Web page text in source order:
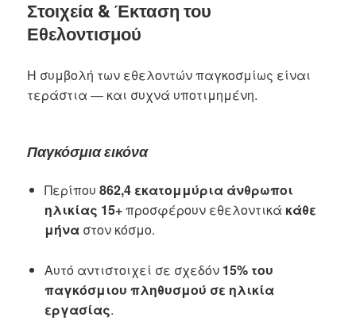
Στοιχεία & Έκταση του
Εθελοντισμού
Η συμβολή των εθελοντών παγκοσμίως είναι
τεράστια — και συχνά υποτιμημένη.
Παγκόσμια εικόνα
Περίπου 862,4 εκατομμύρια άνθρωποι
ηλικίας 15+προσφέρουν εθελοντικά κάθε
μήναστον κόσμο.
Αυτό αντιστοιχεί σε σχεδόν 15% του
παγκόσμιου πληθυσμού σε ηλικία
εργασίας.